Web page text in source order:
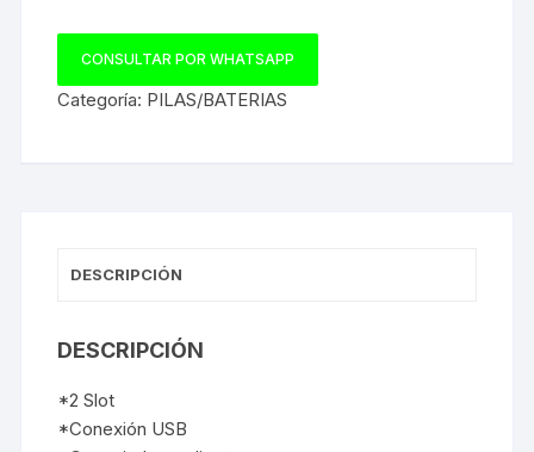
CONSULTAR POR WHATSAPP
Categoría: PILAS/BATERIAS
DESCRIPCIÓN
DESCRIPCIÓN
*2 Slot
*Conexión USB